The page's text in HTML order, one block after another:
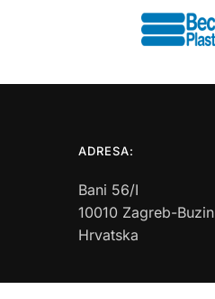
ADRESA:
Bani 56/I
10010 Zagreb-Buzin
Hrvatska